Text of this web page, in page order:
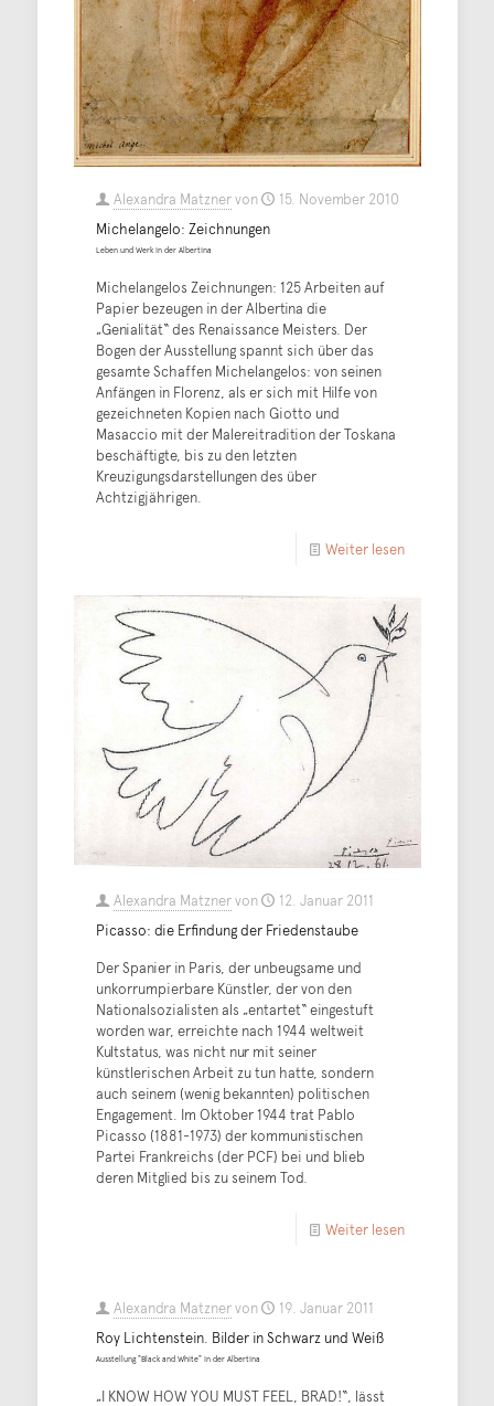
Alexandra Matznervon
15. November 2010
Michelangelo: Zeichnungen
Leben und Werk in der Albertina
Michelangelos Zeichnungen: 125 Arbeiten auf
Papier bezeugen in der Albertina die
„Genialität“ des Renaissance Meisters. Der
Bogen der Ausstellung spannt sich über das
gesamte Schaffen Michelangelos: von seinen
Anfängen in Florenz, als er sich mit Hilfe von
gezeichneten Kopien nach Giotto und
Masaccio mit der Malereitradition der Toskana
beschäftigte, bis zu den letzten
Kreuzigungsdarstellungen des über
Achtzigjährigen.
Weiter lesen
Alexandra Matznervon
12. Januar 2011
Picasso: die Erfindung der Friedenstaube
Der Spanier in Paris, der unbeugsame und
unkorrumpierbare Künstler, der von den
Nationalsozialisten als „entartet“ eingestuft
worden war, erreichte nach 1944 weltweit
Kultstatus, was nicht nur mit seiner
künstlerischen Arbeit zu tun hatte, sondern
auch seinem (wenig bekannten) politischen
Engagement. Im Oktober 1944 trat Pablo
Picasso (1881-1973) der kommunistischen
Partei Frankreichs (der PCF) bei und blieb
deren Mitglied bis zu seinem Tod.
Weiter lesen
Alexandra Matznervon
19. Januar 2011
Roy Lichtenstein. Bilder in Schwarz und Weiß
Ausstellung "Black and White" in der Albertina
„I KNOW HOW YOU MUST FEEL, BRAD!“, lässt